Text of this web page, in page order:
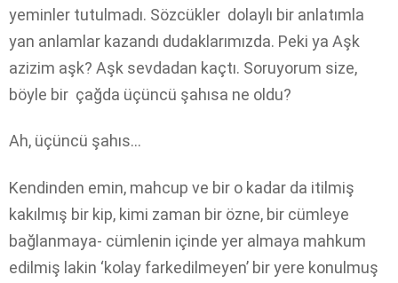
yeminler tutulmadı. Sözcükler dolaylı bir anlatımla
yan anlamlar kazandı dudaklarımızda. Peki ya Aşk
azizim aşk? Aşk sevdadan kaçtı. Soruyorum size,
böyle bir çağda üçüncü şahısa ne oldu?
Ah, üçüncü şahıs…
Kendinden emin, mahcup ve bir o kadar da itilmiş
kakılmış bir kip, kimi zaman bir özne, bir cümleye
bağlanmaya- cümlenin içinde yer almaya mahkum
edilmiş lakin ‘kolay farkedilmeyen’ bir yere konulmuş